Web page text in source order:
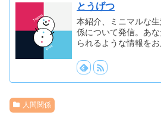
とうげつ
本紹介、ミニマルな
係について発信。あ
られるような情報をお
人間関係